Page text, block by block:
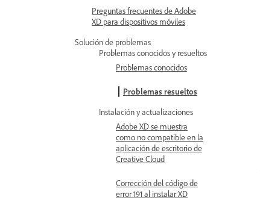
Preguntas frecuentes de Adobe
XD para dispositivos móviles
Solución de problemas
Problemas conocidos y resueltos
Problemas conocidos
Problemas resueltos
Instalación y actualizaciones
Adobe XD se muestra
como no compatible en la
aplicación de escritorio de
Creative Cloud
Corrección del código de
error 191 al instalar XD